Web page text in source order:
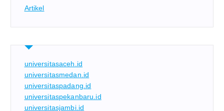
Artikel
universitasaceh.id
universitasmedan.id
universitaspadang.id
universitaspekanbaru.id
universitasjambi.id